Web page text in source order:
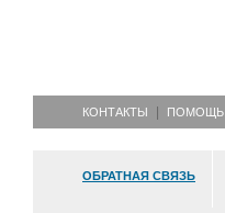
КОНТАКТЫ ПОМОЩЬ
ОБРАТНАЯ СВЯЗЬ